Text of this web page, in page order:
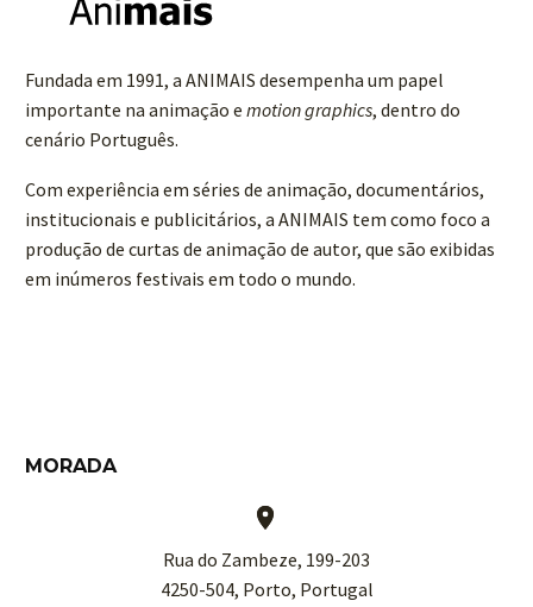
Fundada em 1991, a ANIMAIS desempenha um papel
importante na animação e motion graphics, dentro do
cenário Português.
Com experiência em séries de animação, documentários,
institucionais e publicitários, a ANIMAIS tem como foco a
produção de curtas de animação de autor, que são exibidas
em inúmeros festivais em todo o mundo.
MORADA


Rua do Zambeze, 199-203
4250-504, Porto, Portugal